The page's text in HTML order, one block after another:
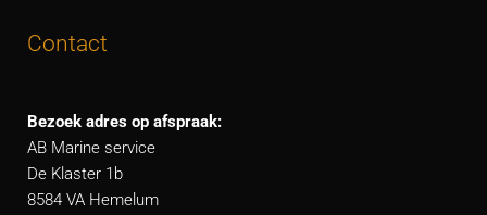
Contact
Bezoek adres op afspraak:
AB Marine service
De Klaster 1b
8584 VA Hemelum